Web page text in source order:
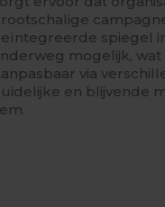
spiegel
mogelijk,
via
en blijvende